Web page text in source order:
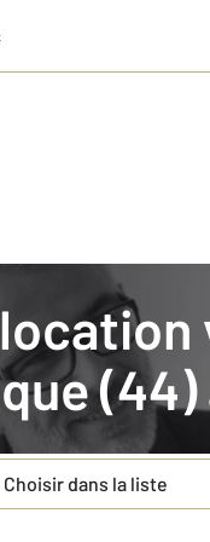
Concernant votre
de bien à estimer
Choisir dans la liste